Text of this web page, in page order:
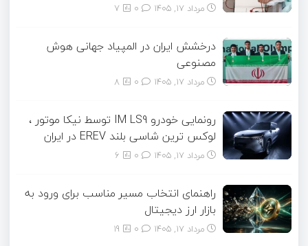
مرداد ۱۷, ۱۴۰۵ 7
درخشش ایران در المپیاد جهانی هوش
مصنوعی
مرداد ۱۷, ۱۴۰۵ 8
رونمایی خودرو IM LS9 توسط نیکا موتور ،
لوکس ترین شاسی بلند EREV در ایران
مرداد ۱۷, ۱۴۰۵ 6
راهنمای انتخاب مسیر مناسب برای ورود به
بازار ارز دیجیتال
مرداد ۱۷, ۱۴۰۵ 19